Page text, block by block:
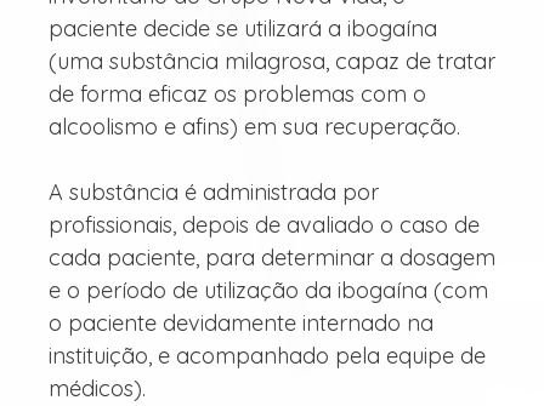
paciente decide se utilizará a ibogaína
(uma substância milagrosa, capaz de tratar
de forma eficaz os problemas com o
alcoolismo e afins) em sua recuperação.
A substância é administrada por
profissionais, depois de avaliado o caso de
cada paciente, para determinar a dosagem
e o período de utilização da ibogaína (com
o paciente devidamente internado na
instituição, e acompanhado pela equipe de
médicos).